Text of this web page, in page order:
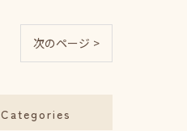
次のページ >
Categories